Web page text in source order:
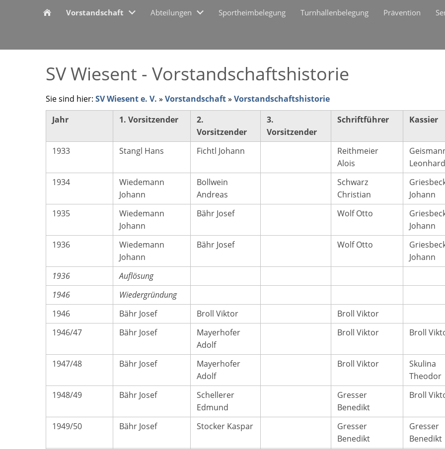
Vorstandschaft Abteilungen Sportheimbelegung Turnhallenbelegung Prävention
SV Wiesent - Vorstandschaftshistorie
Sie sind hier: SV Wiesent e. V. » Vorstandschaft» Vorstandschaftshistorie
Jahr
1. Vorsitzender
2.
Vorsitzender
3.
Vorsitzender
Schriftführer Kassier
1933 Stangl Hans Fichtl Johann
Reithmeier
Alois
Leonhard
1934
Wiedemann
Johann
Bollwein
Andreas
Schwarz
Christian
Johann
1935
Wiedemann
Johann
Bähr Josef Wolf Otto
Johann
1936
Wiedemann
Johann
Bähr Josef Wolf Otto
Johann
1936
Auflösung
1946
Wiedergründung
1946
Bähr Josef Broll Viktor
Broll Viktor
1946/47
Bähr Josef
Mayerhofer
Adolf
Broll Viktor Broll
1947/48 Bähr Josef
Mayerhofer
Adolf
Broll Viktor
Skulina
Theodor
1948/49
Bähr Josef
Schellerer
Edmund
Gresser
Benedikt
Broll
1949/50 Bähr Josef Stocker Kaspar
Gresser
Benedikt
Gresser
Benedikt